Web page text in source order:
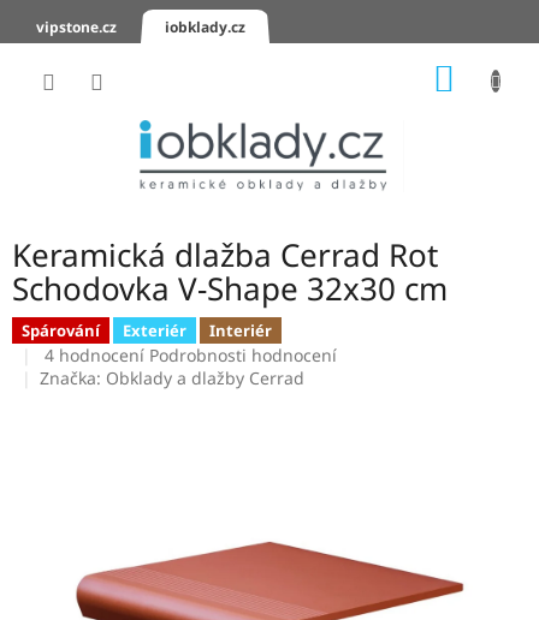
vipstone.cz iobklady.cz
KERAMICKÉ
OBKLADY
KERAMICKÉ
DLAŽBY
Keramická dlažba Cerrad Rot
Schodovka V-Shape 32x30 cm
Spárování Exteriér Interiér
Průměrné
hodnocení
4 hodnocení Podrobnosti hodnocení
Značka: Obklady a dlažby Cerrad